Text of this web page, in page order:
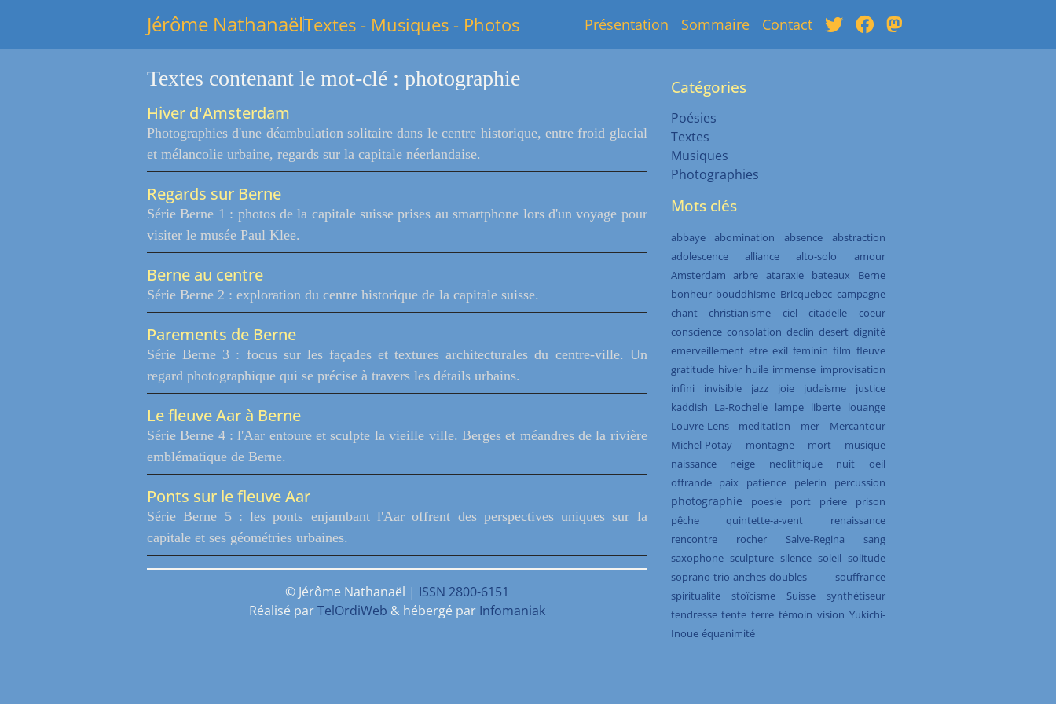
Jérôme NathanaëlTextes - Musiques - Photos Présentation Sommaire Contact
Textes contenant le mot-clé : photographie
Hiver d'Amsterdam
Photographies d'une déambulation solitaire dans le centre historique, entre froid glacial
et mélancolie urbaine, regards sur la capitale néerlandaise.
Regards sur Berne
Série Berne 1 : photos de la capitale suisse prises au smartphone lors d'un voyage pour
visiter le musée Paul Klee.
Berne au centre
Série Berne 2 : exploration du centre historique de la capitale suisse.
Parements de Berne
Série Berne 3 : focus sur les façades et textures architecturales du centre-ville. Un
regard photographique qui se précise à travers les détails urbains.
Le fleuve Aar à Berne
Série Berne 4 : l'Aar entoure et sculpte la vieille ville. Berges et méandres de la rivière
emblématique de Berne.
Ponts sur le fleuve Aar
Série Berne 5 : les ponts enjambant l'Aar offrent des perspectives uniques sur la
capitale et ses géométries urbaines.
© Jérôme Nathanaël | ISSN 2800-6151
Réalisé parTelOrdiWeb & hébergé par Infomaniak
Catégories
Poésies
Textes
Musiques
Photographies
Mots clés
abbaye abomination absence
abstraction
adolescence
alliance alto-solo
amour
Amsterdam arbre ataraxie bateaux
Berne
bonheur bouddhisme Bricquebec campagne
chant
christianisme ciel citadelle
coeur
conscience consolation declin desert dignité
emerveillement etre exil feminin film fleuve
gratitude hiver huile immense improvisation
infini
invisible jazz joie judaisme
justice
kaddish La-Rochelle lampe liberte louange
Louvre-Lens
meditation mer
Mercantour
Michel-Potay
montagne mort
musique
naissance
neige neolithique nuit
oeil
offrande paix patience pelerin percussion
photographie poesie port priere
prison
pêche
quintette-a-vent
renaissance
rencontre
rocher Salve-Regina
sang
saxophone sculpture silence soleil solitude
soprano-trio-anches-doubles
souffrance
spiritualite
stoïcisme Suisse
synthétiseur
tendresse tente terre témoin vision Yukichi-
Inoue équanimité